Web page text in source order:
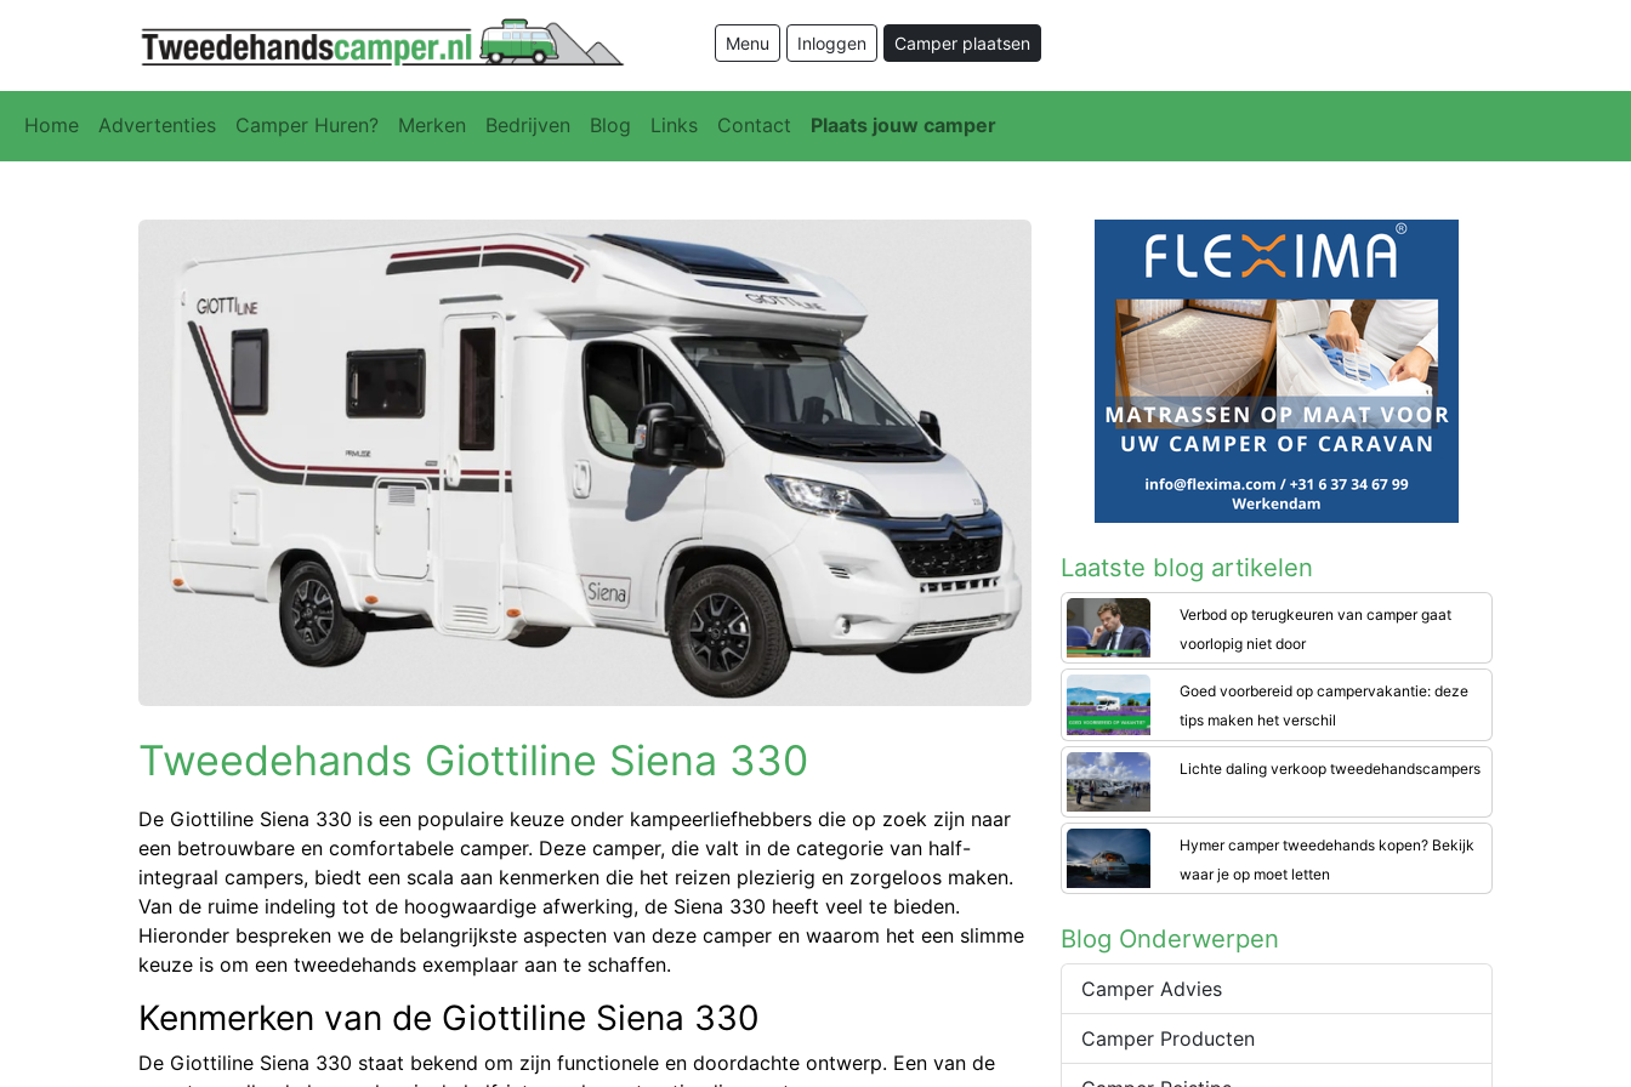
Menu Inloggen Camper plaatsen
Home Advertenties Camper Huren? Merken Bedrijven Blog Links Contact Plaats jouw camper
Tweedehands Giottiline Siena 330
De Giottiline Siena 330 is een populaire keuze onder kampeerliefhebbers die op zoek zijn naar
een betrouwbare en comfortabele camper. Deze camper, die valt in de categorie van half-
integraal campers, biedt een scala aan kenmerken die het reizen plezierig en zorgeloos maken.
Van de ruime indeling tot de hoogwaardige afwerking, de Siena 330 heeft veel te bieden.
Hieronder bespreken we de belangrijkste aspecten van deze camper en waarom het een slimme
keuze is om een tweedehands exemplaar aan te schaffen.
Kenmerken van de Giottiline Siena 330
De Giottiline Siena 330 staat bekend om zijn functionele en doordachte ontwerp. Een van de
Laatste blog artikelen
Verbod op terugkeuren van camper gaat
voorlopig niet door
Goed voorbereid op campervakantie: deze
tips maken het verschil
Lichte daling verkoop tweedehandscampers
Hymer camper tweedehands kopen? Bekijk
waar je op moet letten
Blog Onderwerpen
Camper Advies
Camper Producten